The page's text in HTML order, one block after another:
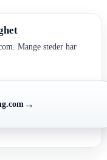
Mange steder har
→